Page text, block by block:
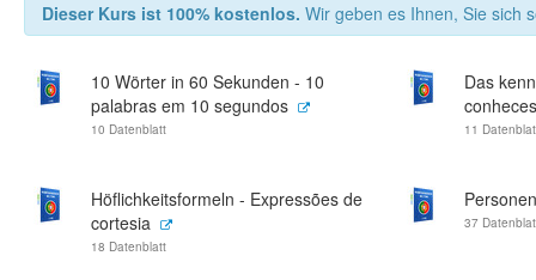
Dieser Kurs ist 100% kostenlos. Wir geben es Ihnen, Sie sich
10 Wörter in 60 Sekunden - 10
palabras em 10 segundos
10 Datenblatt
Das
11
Höflichkeitsformeln - Expressões de
cortesia
18 Datenblatt
37